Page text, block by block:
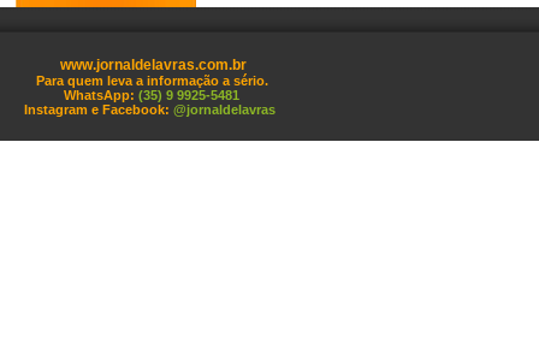
www.jornaldelavras.com.br
Para quem leva a informação a sério.
WhatsApp: (35) 9 9925-5481
Instagram e Facebook: @jornaldelavras